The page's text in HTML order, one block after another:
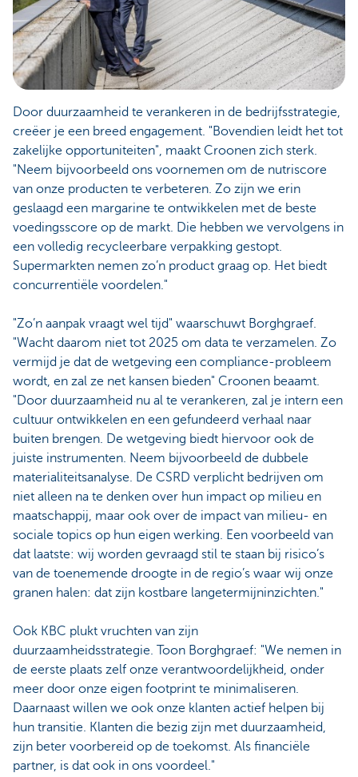
Door duurzaamheid te verankeren in de bedrijfsstrategie,
creëer je een breed engagement. "Bovendien leidt het tot
zakelijke opportuniteiten", maakt Croonen zich sterk.
"Neem bijvoorbeeld ons voornemen om de nutriscore
van onze producten te verbeteren. Zo zijn we erin
geslaagd een margarine te ontwikkelen met de beste
voedingsscore op de markt. Die hebben we vervolgens in
een volledig recycleerbare verpakking gestopt.
Supermarkten nemen zo’n product graag op. Het biedt
concurrentiële voordelen."
"Zo’n aanpak vraagt wel tijd" waarschuwt Borghgraef.
"Wacht daarom niet tot 2025 om data te verzamelen. Zo
vermijd je dat de wetgeving een compliance-probleem
wordt, en zal ze net kansen bieden" Croonen beaamt.
"Door duurzaamheid nu al te verankeren, zal je intern een
cultuur ontwikkelen en een gefundeerd verhaal naar
buiten brengen. De wetgeving biedt hiervoor ook de
juiste instrumenten. Neem bijvoorbeeld de dubbele
materialiteitsanalyse. De CSRD verplicht bedrijven om
niet alleen na te denken over hun impact op milieu en
maatschappij, maar ook over de impact van milieu- en
sociale topics op hun eigen werking. Een voorbeeld van
dat laatste: wij worden gevraagd stil te staan bij risico’s
van de toenemende droogte in de regio’s waar wij onze
granen halen: dat zijn kostbare langetermijninzichten."
Ook KBC plukt vruchten van zijn
duurzaamheidsstrategie. Toon Borghgraef: "We nemen in
de eerste plaats zelf onze verantwoordelijkheid, onder
meer door onze eigen footprint te minimaliseren.
Daarnaast willen we ook onze klanten actief helpen bij
hun transitie. Klanten die bezig zijn met duurzaamheid,
zijn beter voorbereid op de toekomst. Als financiële
partner, is dat ook in ons voordeel."